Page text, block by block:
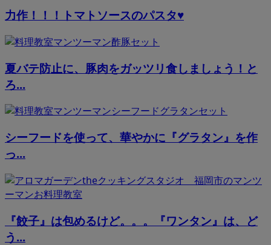
力作！！！トマトソースのパスタ♥
夏バテ防止に、豚肉をガッツリ食しましょう！と
ろ...
シーフードを使って、華やかに『グラタン』を作
っ...
『餃子』は包めるけど。。。『ワンタン』は、ど
う...